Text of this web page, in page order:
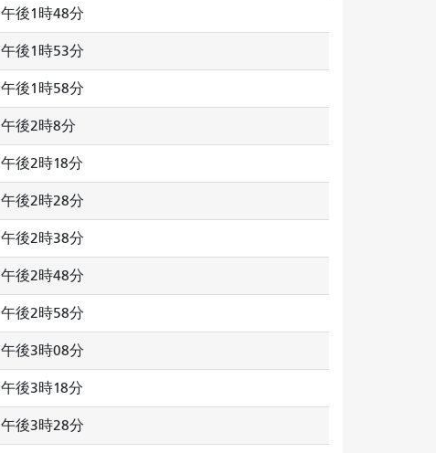
午後1時48分
午後1時53分
午後1時58分
午後2時8分
午後2時18分
午後2時28分
午後2時38分
午後2時48分
午後2時58分
午後3時08分
午後3時18分
午後3時28分